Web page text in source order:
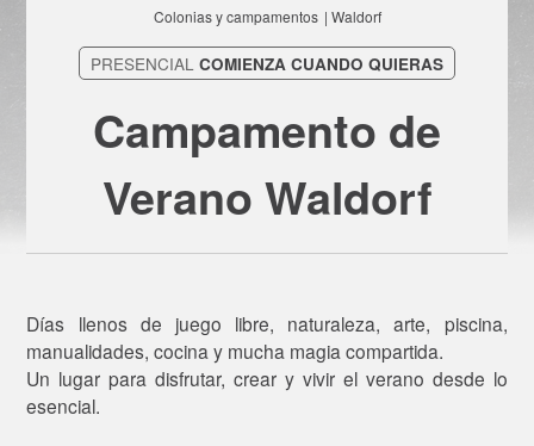
Colonias y campamentos | Waldorf
PRESENCIAL COMIENZA CUANDO QUIERAS
Campamento de
Verano Waldorf
Días llenos de juego libre, naturaleza, arte, piscina,
manualidades, cocina y mucha magia compartida.
Un lugar para disfrutar, crear y vivir el verano desde lo
esencial.